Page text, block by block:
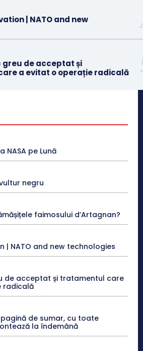
| NATO and new
greu de acceptat și
a evitat o operație radicală
NASA pe Lună
negru
faimosului d’Artagnan?
| NATO and new technologies
de acceptat și tratamentul care
radicală
pagină de sumar, cu toate
la îndemână